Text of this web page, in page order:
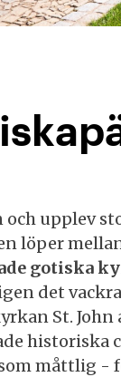
och upplev
löper
gotiska
det
St.
historiska
måttlig -